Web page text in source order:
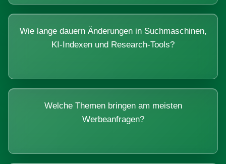
Wie lange dauern Änderungen in Suchmaschinen,
KI-Indexen und Research-Tools?
Welche Themen bringen am meisten
Werbeanfragen?